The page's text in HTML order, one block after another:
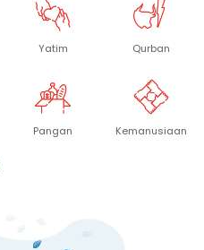
Yatim Qurban
Pangan Kemanusiaan